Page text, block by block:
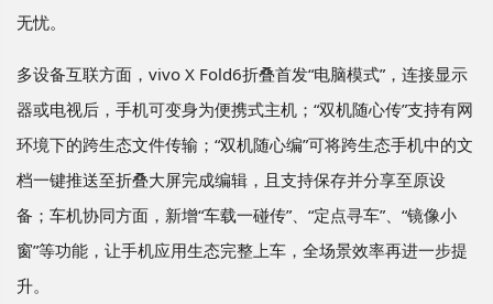
无忧。
多设备互联方面，vivo X Fold6折叠首发“电脑模式”，连接显示
器或电视后，手机可变身为便携式主机；“双机随心传”支持有网
环境下的跨生态文件传输；“双机随心编”可将跨生态手机中的文
档一键推送至折叠大屏完成编辑，且支持保存并分享至原设
备；车机协同方面，新增“车载一碰传”、“定点寻车”、“镜像小
窗”等功能，让手机应用生态完整上车，全场景效率再进一步提
升。